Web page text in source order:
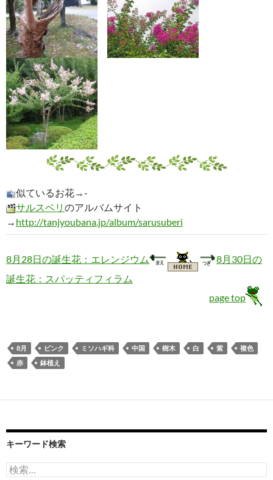
似ているお花→-
サルスベリ のアルバムサイト
→ http://tanjyoubana.jp/album/sarusuberi
8月28日の誕生花：エレンジウム
8月30日の
誕生花：スパッティフィラム
page top
8月 ピンク ミソハギ科 中国 樹木 白 紫
複色
赤
鉢植え
キーワード検索
検